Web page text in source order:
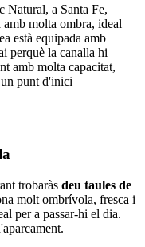
a Santa Fe,
amb molta ombra, ideal
està equipada amb
perquè la canalla hi
amb molta capacitat,
punt d'inici
trobaràs deu taules de
molt ombrívola, fresca i
per a passar-hi el dia.